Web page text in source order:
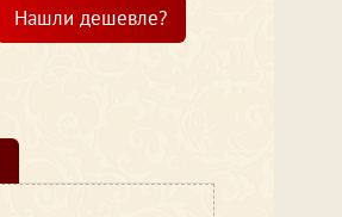
Нашли дешевле?